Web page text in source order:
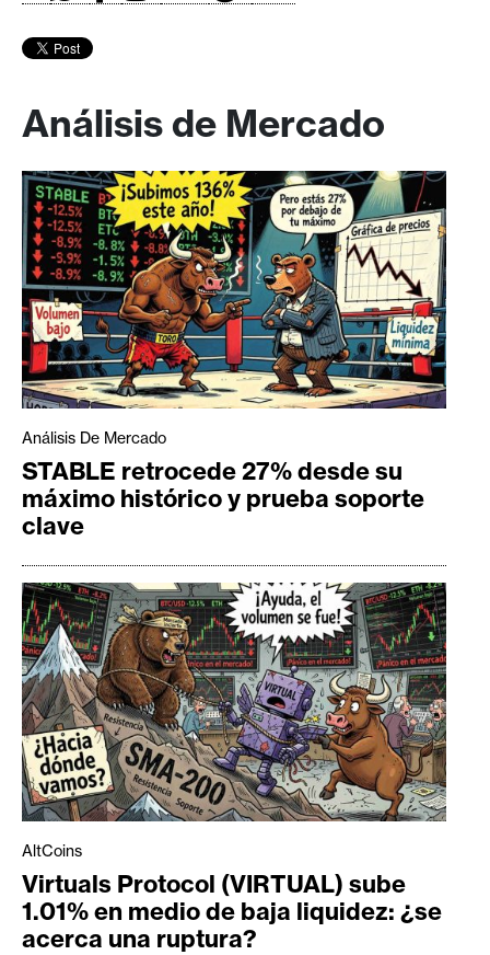
Análisis de Mercado
Análisis De Mercado
STABLE retrocede 27% desde su
máximo histórico y prueba soporte
clave
AltCoins
Virtuals Protocol (VIRTUAL) sube
1.01% en medio de baja liquidez: ¿se
acerca una ruptura?